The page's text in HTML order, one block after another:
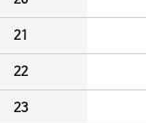
21
22
23